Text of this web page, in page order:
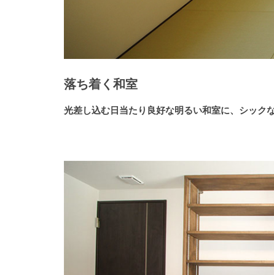
落ち着く和室
光差し込む日当たり良好な明るい和室に、シック